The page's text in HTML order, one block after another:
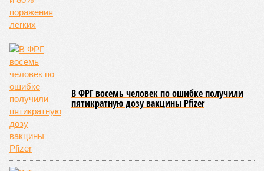
бывающих у забора, какая-либо техника отсутствует. Ни
бетононасосов, ни работающих кранов, ни признаков
мобилизации подрядчиков. При том, что до «декабря 2026»
осталось менее полугода.
Если в «Сказочном лесу» техзаказчик публично
отчитывался о поэтапной готовности – 90%, затем 97%, с
конкретными инженерными работами (усиление
монолитных конструкций, устранение проектных ошибок) –
то по «Станции Л» подобной публичной отчётности
дольщики не видят. Ни Capital Group, ни кураторы
строительства не подтверждают ни соблюдения графика
строительства, ни объёма фактически выполненных работ.